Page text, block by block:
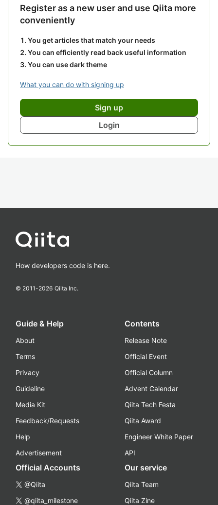
Register as a new user and use Qiita more
conveniently
You get articles that match your needs
You can efficiently read back useful information
You can use dark theme
What you can do with signing up
Sign up
Login
How developers code is here.
© 2011-2026 Qiita Inc.
Guide & Help
About
Terms
Privacy
Guideline
Media Kit
Feedback/Requests
Help
Advertisement
Contents
Release Note
Official Event
Official Column
Advent Calendar
Qiita Tech Festa
Qiita Award
Engineer White Paper
API
Official Accounts
@Qiita
@qiita_milestone
Our service
Qiita Team
Qiita Zine